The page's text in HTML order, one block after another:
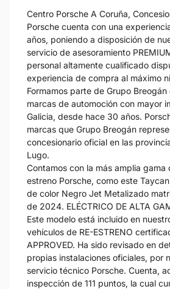
Centro Porsche A Coruña,
Porsche cuenta con una
años, poniendo a disposición de
servicio de asesoramiento
personal altamente cualificado
experiencia de compra al máximo
Formamos parte de Grupo Breogán
marcas de automoción con mayor
Galicia, desde hace 30 años.
marcas que Grupo Breogán
concesionario oficial en las
Lugo.
Contamos con la más amplia
estreno Porsche, como este
de color Negro Jet Metalizado
de 2024. ELÉCTRICO DE ALTA
Este modelo está incluido en
vehículos de RE-ESTRENO
APPROVED. Ha sido revisado en
propias instalaciones oficiales, por
servicio técnico Porsche. Cuenta,
inspección de 111 puntos, la cual